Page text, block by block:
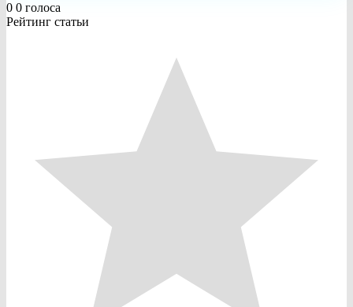
0 0 голоса
Рейтинг статьи